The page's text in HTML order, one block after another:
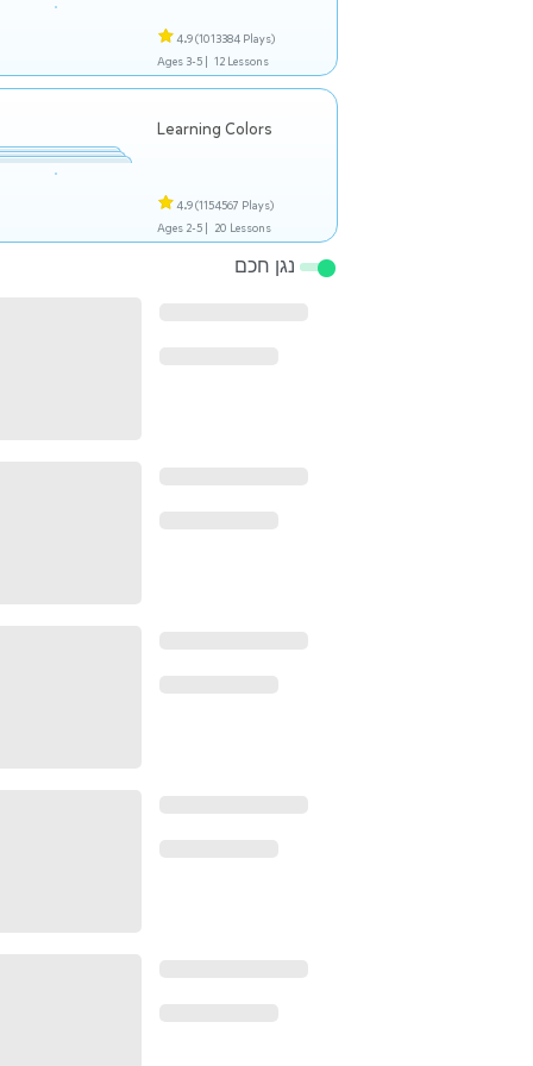
4.9(1013384 Plays)
Ages 3-5 | 12 Lessons
Learning Colors
4.9(1154567 Plays)
Ages 2-5 | 20 Lessons